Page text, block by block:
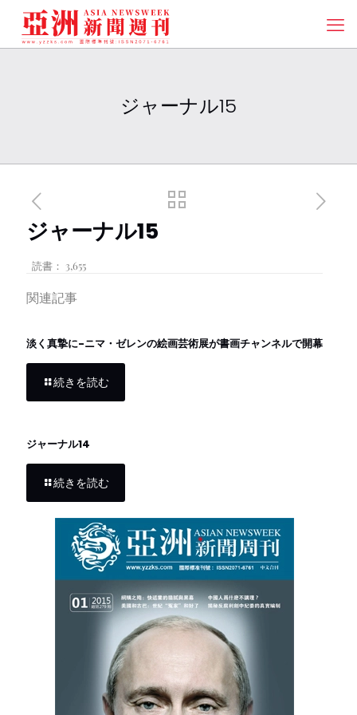
ジャーナル15
ジャーナル15
読書： 3,655
関連記事
淡く真摯に-ニマ・ゼレンの絵画芸術展が書画チャンネルで開幕
続きを読む
ジャーナル14
続きを読む